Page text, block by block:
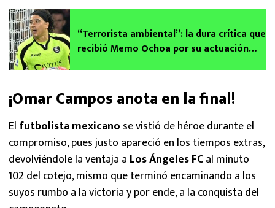
“Terrorista ambiental”: la dura crítica que
recibió Memo Ochoa por su actuación
¡Omar Campos anota en la final!
El futbolista mexicano se vistió de héroe durante el
compromiso, pues justo apareció en los tiempos extras,
devolviéndole la ventaja a Los Ángeles FCal minuto
102 del cotejo, mismo que terminó encaminando a los
suyos rumbo a la victoria y por ende, a la conquista del